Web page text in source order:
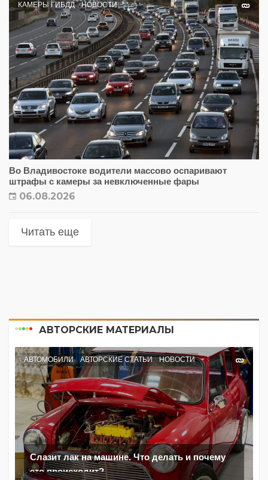
КАМЕРЫ ГИБДД НОВОСТИ
Во Владивостоке водители массово оспаривают
штрафы с камеры за невключенные фары
06.08.2026
Читать еще
АВТОРСКИЕ МАТЕРИАЛЫ
АВТОМОБИЛИ АВТОРСКИЕ СТАТЬИ НОВОСТИ
Слазит лак на машине. Что делать и почему
это происходит?